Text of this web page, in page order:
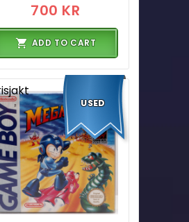
700 KR
ADD TO CART
USED